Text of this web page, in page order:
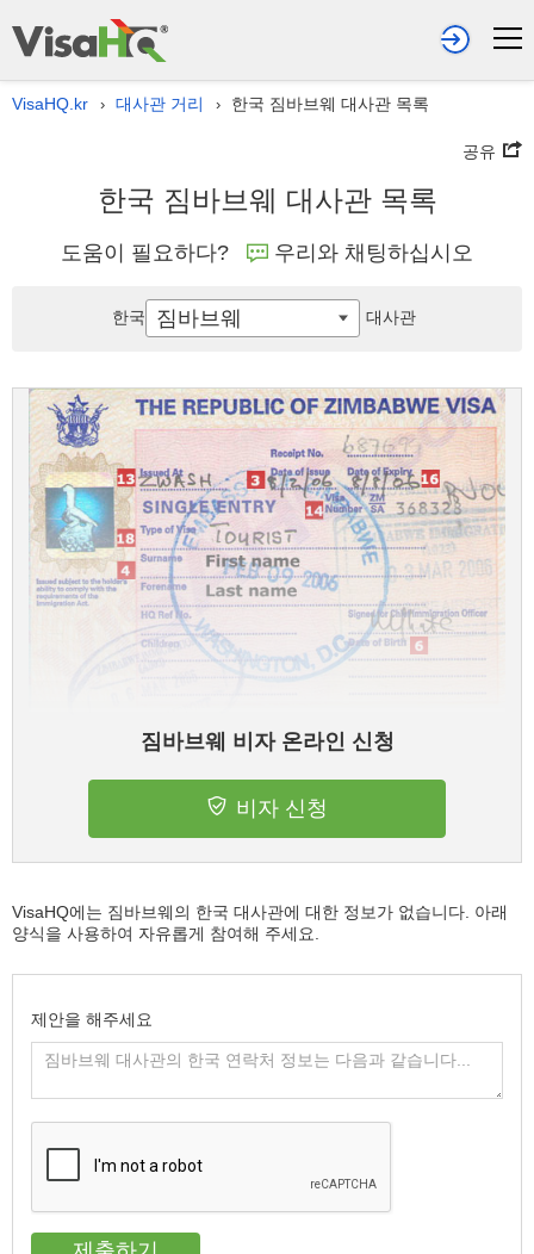
VisaHQ.kr › 대사관 거리 › 한국 짐바브웨 대사관 목록
공유
한국 짐바브웨 대사관 목록
도움이 필요하다? 우리와 채팅하십시오
짐바브웨 비자 온라인 신청
비자 신청
VisaHQ에는 짐바브웨의 한국 대사관에 대한 정보가 없습니다. 아래
양식을 사용하여 자유롭게 참여해 주세요.
제안을 해주세요
한국 짐바브웨 대사관